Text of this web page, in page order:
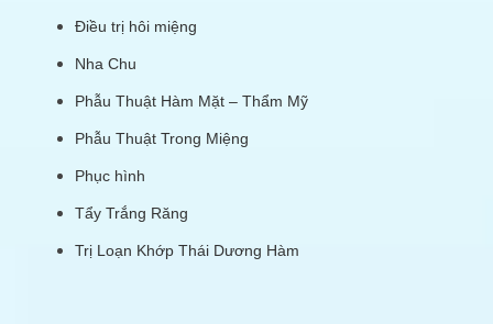
Điều trị hôi miệng
Nha Chu
Phẫu Thuật Hàm Mặt – Thẩm Mỹ
Phẫu Thuật Trong Miệng
Phục hình
Tẩy Trắng Răng
Trị Loạn Khớp Thái Dương Hàm